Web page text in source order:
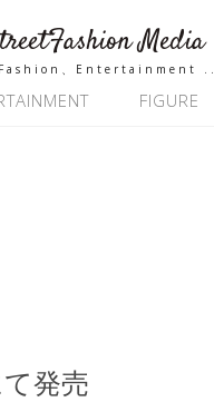
Media
Fashion、Entertainment ..
FIGURE
発売